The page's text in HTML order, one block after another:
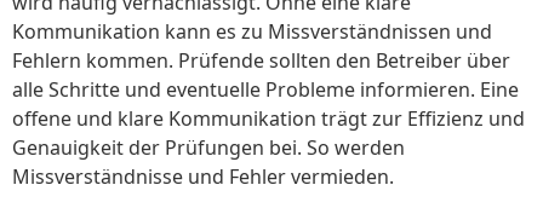
Kommunikation kann es zu Missverständnissen und
Fehlern kommen. Prüfende sollten den Betreiber über
alle Schritte und eventuelle Probleme informieren. Eine
offene und klare Kommunikation trägt zur Effizienz und
Genauigkeit der Prüfungen bei. So werden
Missverständnisse und Fehler vermieden.